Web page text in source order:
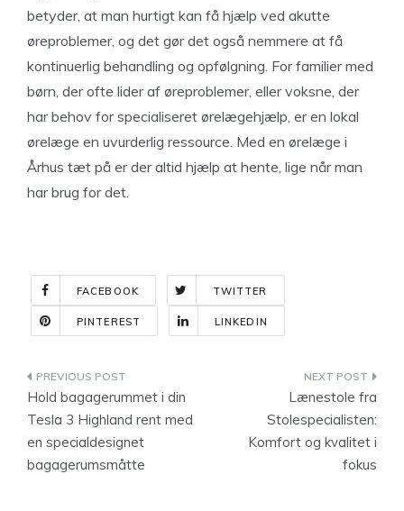
betyder, at man hurtigt kan få hjælp ved akutte
øreproblemer, og det gør det også nemmere at få
kontinuerlig behandling og opfølgning. For familier med
børn, der ofte lider af øreproblemer, eller voksne, der
har behov for specialiseret ørelægehjælp, er en lokal
ørelæge en uvurderlig ressource. Med en ørelæge i
Århus tæt på er der altid hjælp at hente, lige når man
har brug for det.
FACEBOOK TWITTER
PINTEREST LINKEDIN
Indlægsnavigation
Hold bagagerummet i din
Tesla 3 Highland rent med
en specialdesignet
bagagerumsmåtte
Lænestole fra
Stolespecialisten:
Komfort og kvalitet i
fokus